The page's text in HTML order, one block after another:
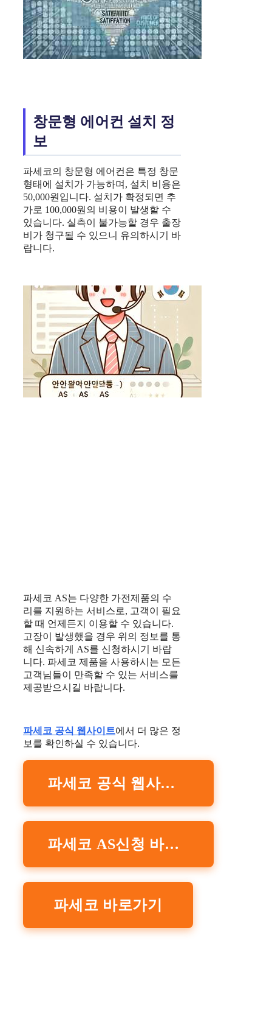
창문형 에어컨 설치 정
보
파세코의 창문형 에어컨은 특정 창문
형태에 설치가 가능하며, 설치 비용은
50,000원입니다. 설치가 확정되면 추
가로 100,000원의 비용이 발생할 수
있습니다. 실측이 불가능할 경우 출장
비가 청구될 수 있으니 유의하시기 바
랍니다.
파세코 AS는 다양한 가전제품의 수
리를 지원하는 서비스로, 고객이 필요
할 때 언제든지 이용할 수 있습니다.
고장이 발생했을 경우 위의 정보를 통
해 신속하게 AS를 신청하시기 바랍
니다. 파세코 제품을 사용하시는 모든
고객님들이 만족할 수 있는 서비스를
제공받으시길 바랍니다.
파세코 공식 웹사이트에서 더 많은 정
보를 확인하실 수 있습니다.
파세코 공식 웹사이트
파세코 AS신청 바로가기
파세코 바로가기